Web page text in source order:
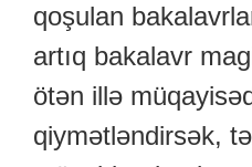
qoşulan
artıq bakalavr
ötən illə
qiymətləndirsək,